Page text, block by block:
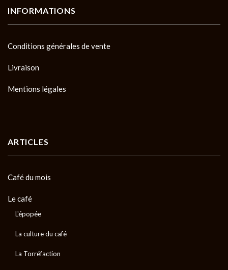
INFORMATIONS
Conditions générales de vente
Livraison
Mentions légales
ARTICLES
Café du mois
Le café
L'épopée
La culture du café
La Torréfaction